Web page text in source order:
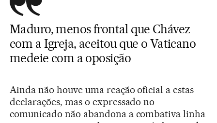
Maduro, menos frontal que Chávez
com a Igreja, aceitou que o Vaticano
medeie com a oposição
Ainda não houve uma reação oficial a estas
declarações, mas o expressado no
comunicado não abandona a combativa linha